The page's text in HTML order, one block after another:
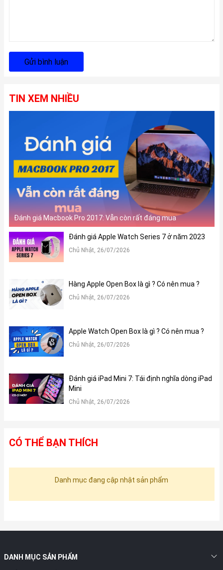
Gửi bình luận
TIN XEM NHIỀU
Đánh giá Macbook Pro 2017: Vẫn còn rất đáng mua
Đánh giá Apple Watch Series 7 ở năm 2023
Chủ Nhật, 26/07/2026
Hàng Apple Open Box là gì ? Có nên mua ?
Chủ Nhật, 26/07/2026
Apple Watch Open Box là gì ? Có nên mua ?
Chủ Nhật, 26/07/2026
Đánh giá iPad Mini 7: Tái định nghĩa dòng iPad
Mini
Chủ Nhật, 26/07/2026
CÓ THỂ BẠN THÍCH
Danh mục đang cập nhật sản phẩm
DANH MỤC SẢN PHẨM